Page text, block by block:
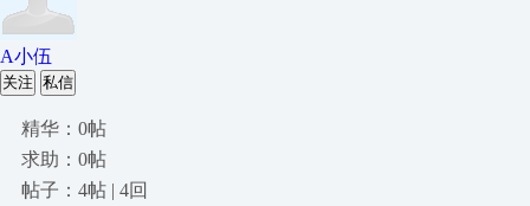
A小伍
关注 私信
精华：0帖
求助：0帖
帖子：4帖 | 4回